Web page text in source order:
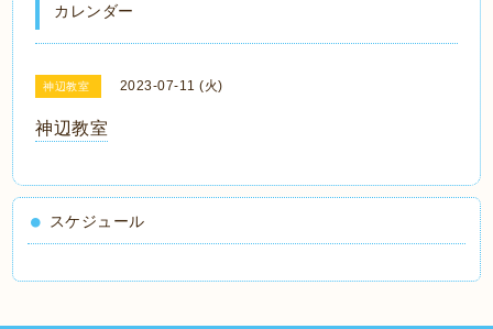
カレンダー
神辺教室 2023-07-11 (火)
神辺教室
スケジュール